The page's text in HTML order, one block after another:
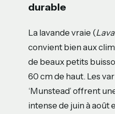
durable
La lavande vraie (
convient bien aux
de beaux petits
60 cm de haut. Les
‘Munstead’ offrent
intense de juin à août